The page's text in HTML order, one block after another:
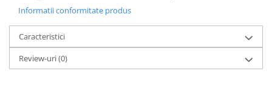
Informatii conformitate produs
Caracteristici
Review-uri(0)